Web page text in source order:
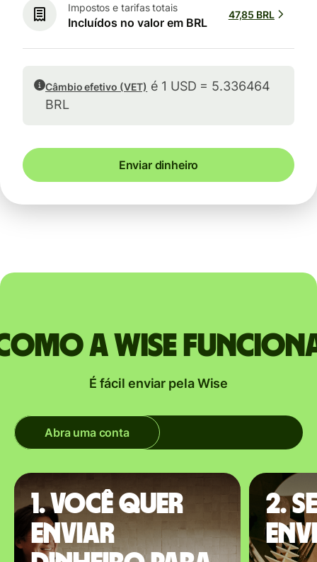
Impostos e tarifas totais
Incluídos no valor em BRL
47,85 BRL
Câmbio efetivo (VET) é 1 USD = 5.336464
BRL
Enviar dinheiro
a Wise
É fácil enviar pela Wise
Abra uma conta
1. Você quer
enviar
2.